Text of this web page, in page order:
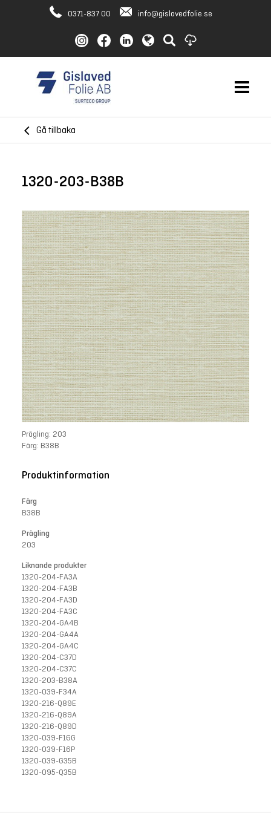
0371-837 00 info@gislavedfolie.se
Gå tillbaka
1320-203-B38B
Prägling: 203
Färg: B38B
Produktinformation
Färg
B38B
Prägling
203
Liknande produkter
1320-204-FA3A
1320-204-FA3B
1320-204-FA3D
1320-204-FA3C
1320-204-GA4B
1320-204-GA4A
1320-204-GA4C
1320-204-C37D
1320-204-C37C
1320-203-B38A
1320-039-F34A
1320-216-Q89E
1320-216-Q89A
1320-216-Q89D
1320-039-F16G
1320-039-F16P
1320-039-G35B
1320-095-Q35B